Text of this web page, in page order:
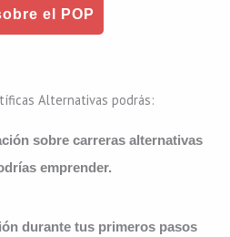
el POP
Alternativas podrás:
sobre carreras alternativas
emprender.
durante tus primeros pasos